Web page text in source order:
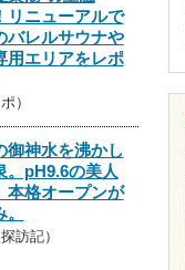
リニューアルで
バレルサウナや
用エリアをレポ
）
御神水を沸かし
。pH9.6の美人
本格オープンが
訪記）